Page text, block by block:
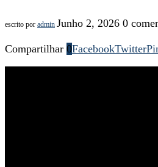
escrito por admin Junho 2, 2026 0
Compartilhar 0FacebookTwitter